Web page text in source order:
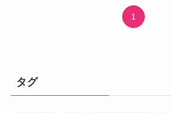
1
タグ